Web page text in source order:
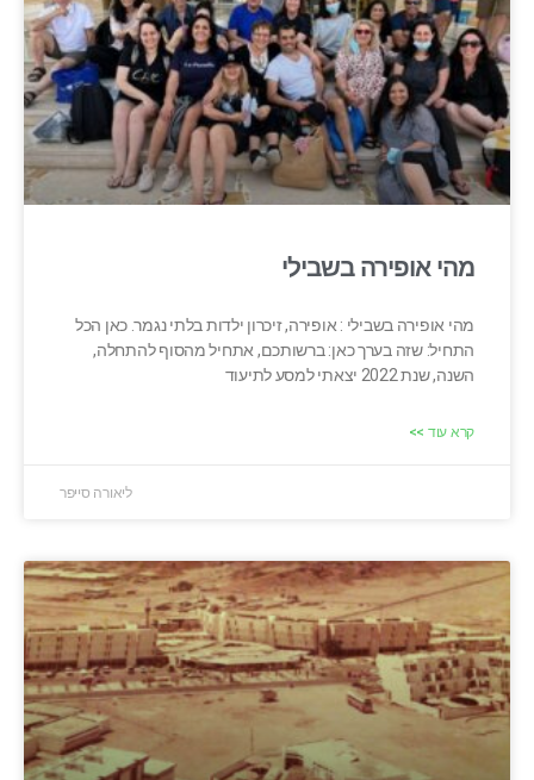
מהי אופירה בשבילי
מהי אופירה בשבילי : אופירה, זיכרון ילדות בלתי נגמר. כאן הכל
התחיל: שזה בערך כאן: ברשותכם, אתחיל מהסוף להתחלה,
השנה, שנת 2022 יצאתי למסע לתיעוד
קרא עוד >>
ליאורה סייפר